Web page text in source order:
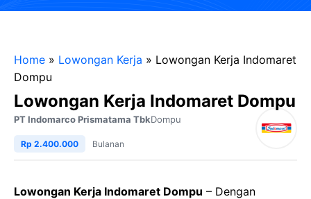
Home » Lowongan Kerja » Lowongan Kerja Indomaret
Dompu
Lowongan Kerja Indomaret Dompu
PT Indomarco Prismatama TbkDompu
Rp 2.400.000 Bulanan
Lowongan Kerja Indomaret Dompu – Dengan